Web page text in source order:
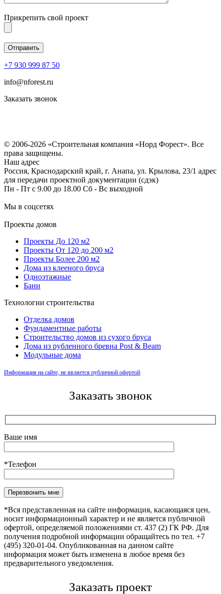
Прикрепить свой проект
+7 930 999 87 50
info@nforest.ru
Заказать звонок
© 2006-2026 «Строительная компания «Норд Форест». Все
права защищены.
Наш адрес
Россия, Краснодарский край, г. Анапа, ул. Крылова, 23/1 адрес
для передачи проектной документации (сдэк)
Пн - Пт с 9.00 до 18.00 Сб - Вс выходной
Мы в соцсетях
Проекты домов
Проекты До 120 м2
Проекты От 120 до 200 м2
Проекты Более 200 м2
Дома из клееного бруса
Одноэтажные
Бани
Технологии строительства
Отделка домов
Фундаментные работы
Строительство домов из сухого бруса
Дома из рубленного бревна Post & Beam
Модульные дома
Информация на сайте, не является публичной офертой
Заказать звонок
Ваше имя
*Телефон
Оставьте это поле пустым.
*Вся представленная на сайте информация, касающаяся цен,
носит информационный характер и не является публичной
офертой, определяемой положениями ст. 437 (2) ГК РФ. Для
получения подробной информации обращайтесь по тел. +7
(495) 320-01-04. Опубликованная на данном сайте
информация может быть изменена в любое время без
предварительного уведомления.
Заказать проект